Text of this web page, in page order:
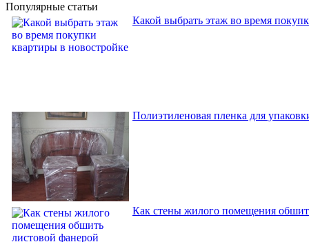
Популярные статьи
Какой выбрать этаж во время
Полиэтиленовая пленка для
Как стены жилого помещения